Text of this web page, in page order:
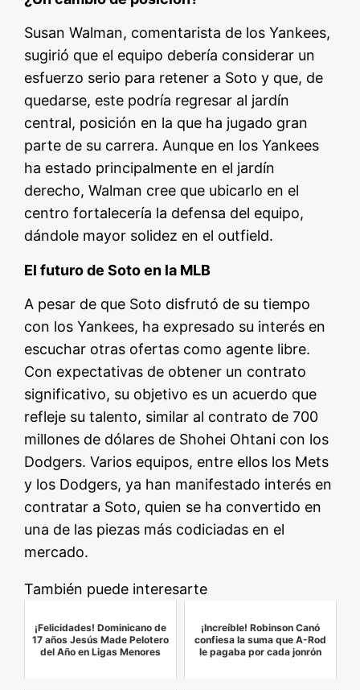
Susan Walman, comentarista de los Yankees,
sugirió que el equipo debería considerar un
esfuerzo serio para retener a Soto y que, de
quedarse, este podría regresar al jardín
central, posición en la que ha jugado gran
parte de su carrera. Aunque en los Yankees
ha estado principalmente en el jardín
derecho, Walman cree que ubicarlo en el
centro fortalecería la defensa del equipo,
dándole mayor solidez en el outfield.
El futuro de Soto en la MLB
A pesar de que Soto disfrutó de su tiempo
con los Yankees, ha expresado su interés en
escuchar otras ofertas como agente libre.
Con expectativas de obtener un contrato
significativo, su objetivo es un acuerdo que
refleje su talento, similar al contrato de 700
millones de dólares de Shohei Ohtani con los
Dodgers. Varios equipos, entre ellos los Mets
y los Dodgers, ya han manifestado interés en
contratar a Soto, quien se ha convertido en
una de las piezas más codiciadas en el
mercado.
También puede interesarte
¡Felicidades! Dominicano de
17 años Jesús Made Pelotero
del Año en Ligas Menores
¡Increíble! Robinson Canó
confiesa la suma que A-Rod
le pagaba por cada jonrón